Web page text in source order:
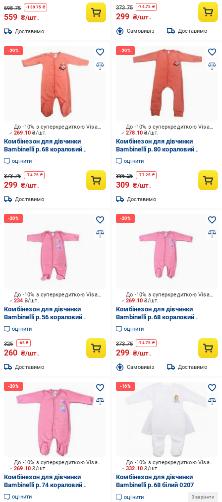
698.75 -139.75 ₴
559 ₴/шт.
Доставимо
373.75 -74.75 ₴
299 ₴/шт.
Cамовивіз Доставимо
269.10₴/шт.
До -10% з суперкредиткою Visa Вигода
Комбінезон для дівчинки
Bambinelli р.68 кораловий
Кмб303-3
оцінити
373.75 -74.75 ₴
299 ₴/шт.
Доставимо
278.10₴/шт.
До -10% з суперкредиткою Visa Вигода
Комбінезон для дівчинки
Bambinelli р.80 кораловий
Кмб303-3
оцінити
386.25 -77.25 ₴
309 ₴/шт.
Доставимо
234 ₴/шт.
До -10% з суперкредиткою Visa Вигода
Комбінезон для дівчинки
Bambinelli р.56 кораловий
Кмб300-4
оцінити
325 -65 ₴
260 ₴/шт.
Доставимо
269.10₴/шт.
До -10% з суперкредиткою Visa Вигода
Комбінезон для дівчинки
Bambinelli р.68 кораловий
Кмб300-4
оцінити
373.75 -74.75 ₴
299 ₴/шт.
Cамовивіз Доставимо
269.10₴/шт.
До -10% з суперкредиткою Visa Вигода
Комбінезон для дівчинки
Bambinelli р.74 кораловий
Кмб300-4
оцінити
332.10₴/шт.
До -10% з суперкредиткою Visa Вигода
Комбінезон для дівчинки
Bambinelli р.68 білий 0207
оцінити 3 варіанти